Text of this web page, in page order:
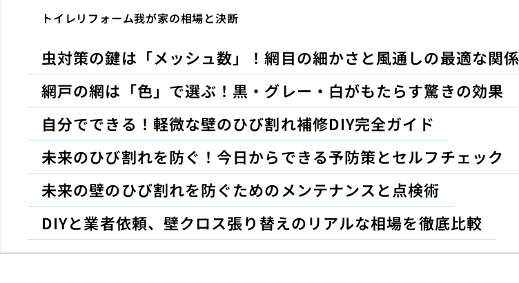
トイレリフォーム我が家の相場と決断
虫対策の鍵は「メッシュ数」！網目の細かさと風通しの最適な関係
網戸の網は「色」で選ぶ！黒・グレー・白がもたらす驚きの効果
自分でできる！軽微な壁のひび割れ補修DIY完全ガイド
未来のひび割れを防ぐ！今日からできる予防策とセルフチェック
未来の壁のひび割れを防ぐためのメンテナンスと点検術
DIYと業者依頼、壁クロス張り替えのリアルな相場を徹底比較